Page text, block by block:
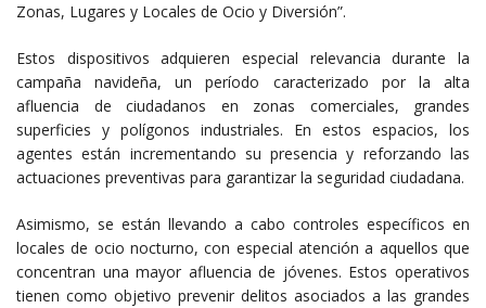
Zonas, Lugares y Locales de Ocio y Diversión”.
Estos dispositivos adquieren especial relevancia durante la
campaña navideña, un período caracterizado por la alta
afluencia de ciudadanos en zonas comerciales, grandes
superficies y polígonos industriales. En estos espacios, los
agentes están incrementando su presencia y reforzando las
actuaciones preventivas para garantizar la seguridad ciudadana.
Asimismo, se están llevando a cabo controles específicos en
locales de ocio nocturno, con especial atención a aquellos que
concentran una mayor afluencia de jóvenes. Estos operativos
tienen como objetivo prevenir delitos asociados a las grandes